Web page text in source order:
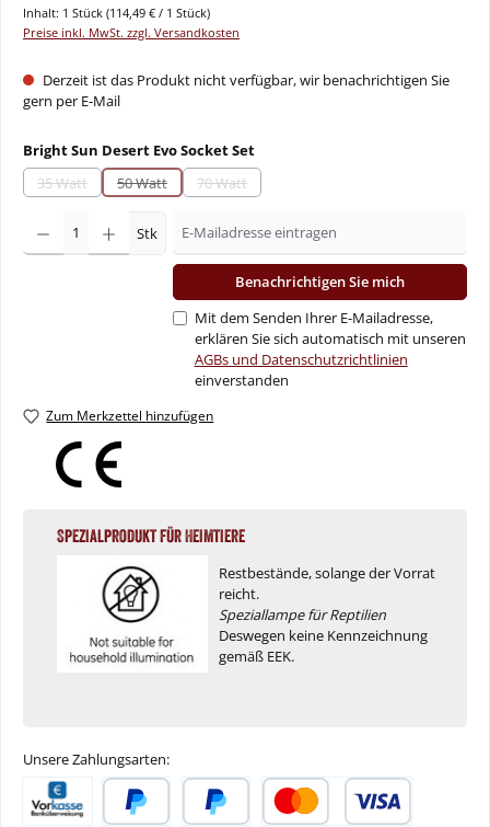
Inhalt: 1 Stück (114,49 € / 1 Stück)
Preise inkl. MwSt. zzgl. Versandkosten
Derzeit ist das Produkt nicht verfügbar, wir benachrichtigen Sie
gern per E-Mail
Bright Sun Desert Evo Socket Setauswählen
35 Watt(Diese Option ist zurzeit nicht verfügbar.)
50 Watt(Diese Option ist zurzeit nicht verfügbar.)
70 Watt(Diese Option ist zurzeit nicht verfügbar.)
Stk
Benachrichtigen Sie mich
Mit dem Senden Ihrer E-Mailadresse,
erklären Sie sich automatisch mit unseren
AGBs und Datenschutzrichtlinien
einverstanden
Zum Merkzettel hinzufügen
Spezialprodukt für Heimtiere
Restbestände, solange der Vorrat
reicht.
Speziallampe für Reptilien
Deswegen keine Kennzeichnung
gemäß EEK.
Unsere Zahlungsarten: